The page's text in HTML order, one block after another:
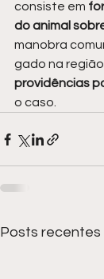
consiste em
do animal
manobra
gado na
providências
o caso.
Posts recentes